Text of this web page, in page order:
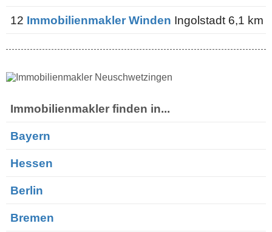
12 Immobilienmakler Winden Ingolstadt 6,1 km
Immobilienmakler finden in...
Bayern
Hessen
Berlin
Bremen